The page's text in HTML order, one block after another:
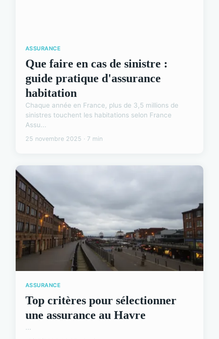
ASSURANCE
Que faire en cas de sinistre :
guide pratique d'assurance
habitation
Chaque année en France, plus de 3,5 millions de
sinistres touchent les habitations selon France
Assu...
25 novembre 2025 · 7 min
ASSURANCE
Top critères pour sélectionner
une assurance au Havre
...